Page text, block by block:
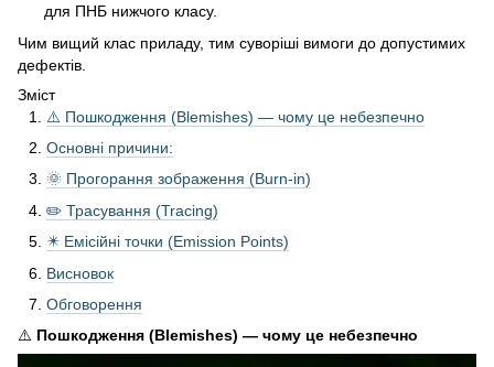
для ПНБ нижчого класу.
Чим вищий клас приладу, тим суворіші вимоги до допустимих
дефектів.
Зміст
⚠️ Пошкодження (Blemishes) — чому це небезпечно
Основні причини:
🌞 Прогорання зображення (Burn-in)
✏️ Трасування (Tracing)
✴️ Емісійні точки (Emission Points)
Висновок
Обговорення
⚠️ Пошкодження (Blemishes) — чому це небезпечно